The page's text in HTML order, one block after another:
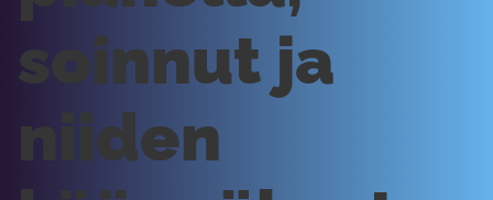
soinnut ja
niiden